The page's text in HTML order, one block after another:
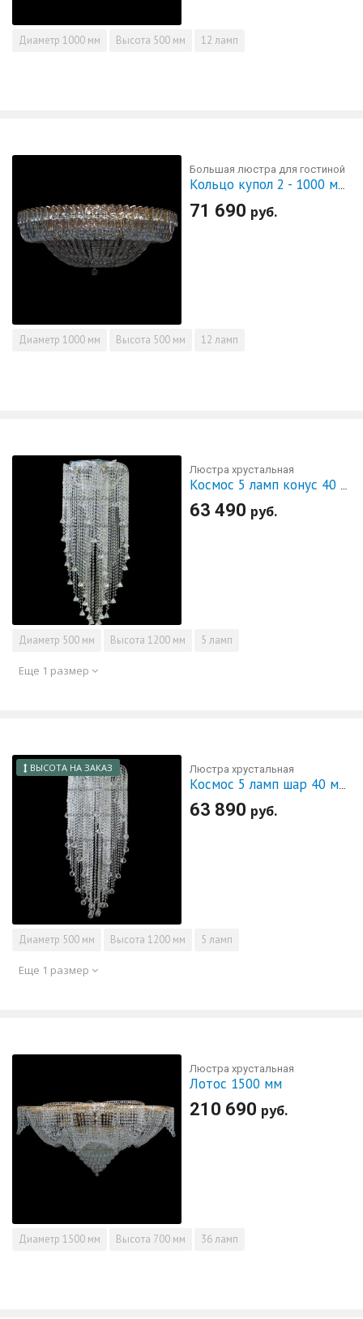
Диаметр 1000 мм Высота 500 мм 12 ламп
Большая люстра для гостиной
Кольцо купол 2 - 1000 мм пластина
71 690 руб.
Диаметр 1000 мм Высота 500 мм 12 ламп
Люстра хрустальная
Космос 5 ламп конус 40 мм длинная
63 490 руб.
Диаметр 500 мм Высота 1200 мм 5 ламп
Еще 1 размер
ВЫСОТА НА ЗАКАЗ Люстра хрустальная
Космос 5 ламп шар 40 мм длинная
63 890 руб.
Диаметр 500 мм Высота 1200 мм 5 ламп
Еще 1 размер
Люстра хрустальная
Лотос 1500 мм
210 690 руб.
Диаметр 1500 мм Высота 700 мм 36 ламп